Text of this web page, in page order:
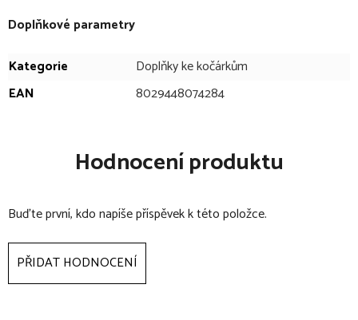
Doplňkové parametry
Kategorie
Doplňky ke kočárkům
EAN
8029448074284
Hodnocení produktu
Buďte první, kdo napíše příspěvek k této položce.
PŘIDAT HODNOCENÍ